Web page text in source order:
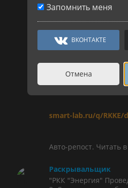
smart-lab.ru/q/RKKE/
Авто-репост. Читать в
Раскрывальщик
"РКК "Энергия"
Запомнить меня
ВКОНТАКТЕ
Отмена